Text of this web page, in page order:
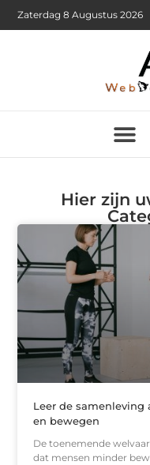
Zaterdag 8 Augustus 2026
Hier zijn
Leer de samenleving
en bewegen
De toenemende
dat mensen minder